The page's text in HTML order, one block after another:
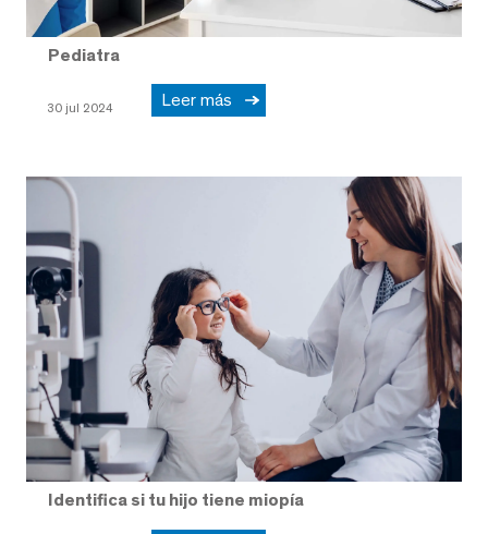
Pediatra
30 jul 2024 Leer más
Identifica si tu hijo tiene miopía